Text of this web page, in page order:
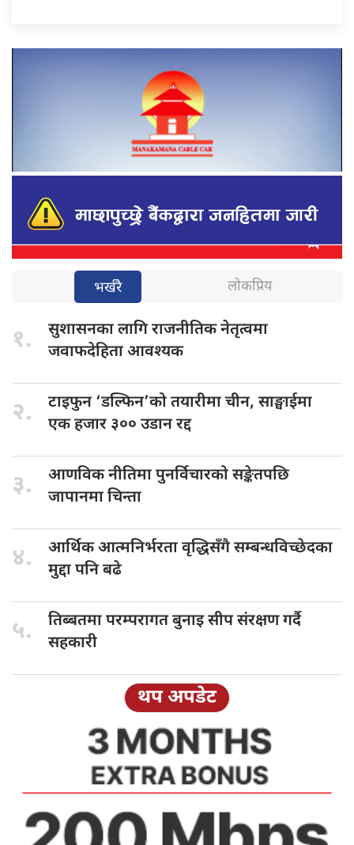
भर्खरै लोकप्रिय
१. सुशासनका लागिराजनीतिक नेतृत्वमा
जवाफदेहिता आवश्यक
२. टाइफुन ‘डल्फिन’कोतयारीमा चीन, साङ्घाईमा
एक हजार ३०० उडान रद्द
३. आणविक नीतिमापुनर्विचारको सङ्केतपछि
जापानमा चिन्ता
४. आर्थिक आत्मनिर्भरतावृद्धिसँगै सम्बन्धविच्छेदका
मुद्दा पनि बढे
५. तिब्बतमा परम्परागतबुनाइ सीप संरक्षण गर्दै
सहकारी
थप अपडेट